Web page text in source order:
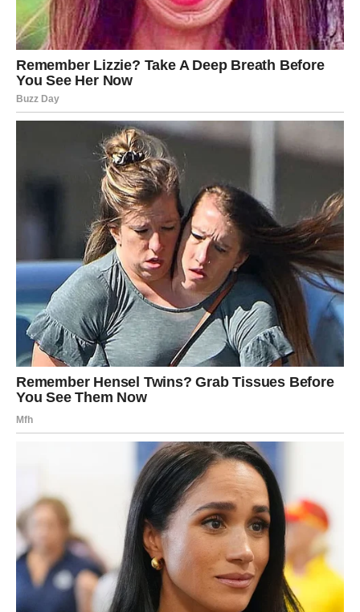
godinama. Energija između vas je snažna i prepoznatljiva.
Ako ste u vezi, partner može pokazati neočekivanu dozu
ljubavi i pažnje.
Fatalna odluka: da li se prepuštate osećaju bez
Škorpija
Škorpije danas osećaju snažnu privlačnost prema
nekome iz prošlosti. Moguće je javljanje bivše ljubavi.
Strasti se bude.
Zauzete Škorpije mogu ući u razgovor koji razotkriva
duboke emocije.
Fatalna odluka: da li ponovo otvarate vrata koja su jednom
bila zatvorena?